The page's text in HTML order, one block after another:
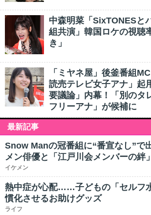
中森明菜「SixTONESと
組共演」韓国ロケの視聴
き」
「ミヤネ屋」後釜番組
読売テレビ女子アナ」起
要議論」内幕！「別のタ
フリーアナ」が候補に
最新記事
Snow Manの冠番組に“番宣なし”で
メン俳優と「江戸川会メンバーの絆
イケメン
熱中症が心配……子どもの「セルフ
慣化させるお助けグッズ
ライフ